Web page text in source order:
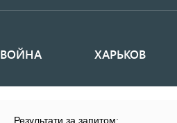
Основная
ВОЙНА ХАРЬКОВ
Результати за запитом: